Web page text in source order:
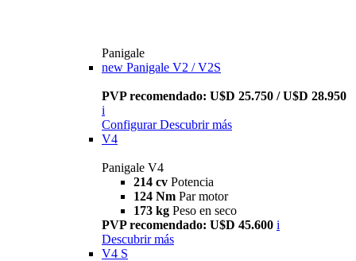
Panigale
new Panigale V2 / V2S
PVP recomendado: U$D 25.750 / U$D 28.950
i
Configurar Descubrir más
V4
Panigale V4
214 cv Potencia
124 Nm Par motor
173 kg Peso en seco
PVP recomendado: U$D 45.600 i
Descubrir más
V4 S